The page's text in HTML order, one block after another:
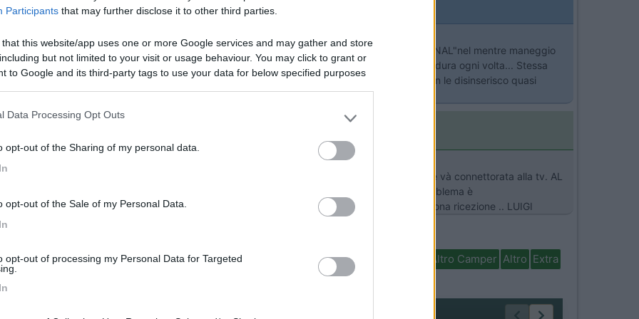
Participants that may further disclose it to other third parties.
that this website/app uses one or more Google services and may gather and store
but not limited to your visit or usage behaviour. You may click to grant or
to Google and its third-party tags to use your data for below specified purposes
Data Processing Opt Outs
opt-out of the Sharing of my personal data.
opt-out of the Sale of my Personal Data.
opt-out of processing my Personal Data for Targeted
questa appare la scritta "SCART NONE"o "TV 4 NONE" alternandosi alla scritta "NO SIGNAL"nel mentre maneggio
sul televisore. Dopo vari tentativi il più delle volte riesco a sintonizzarmi ma è una prova dura ogni volta... Stessa
il segnale o sintonizzato, muovendo le scart la tv non ha tentennamenti fin quando non le disinserisco quasi
capita solo a me ? Tarcisio
,identico al tuo , sul mio camper. Il difetto ,era dovuto a piedinatura lenta nella scart che và connettorata alla tv. AL
E CREAVANO FALSI CONTATTI [:(] sostituito il cavo con una spesa irrisoria ed il problema è
che quelli della presa sulla tv,il probl. è sicuramente lì . Spero di esserti stato d'aiuto [;)] buona ricezione .. LUIGI
Meccanica Cellula Accessori Eventi Leggi Comportamenti Disabili In camper per Altro Camper Altro Extra